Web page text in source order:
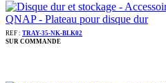
QNAP - Plateau pour disque dur
REF : TRAY-35-NK-BLK02
SUR COMMANDE